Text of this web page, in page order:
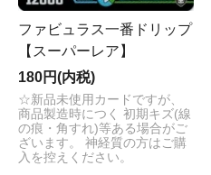
ファビュラス一番ドリップ
【スーパーレア】
180円(内税)
☆新品未使用カードですが、
商品製造時につく 初期キズ(線
の痕・角すれ)等ある場合がご
ざいます。 神経質の方はご購
入を控えください。